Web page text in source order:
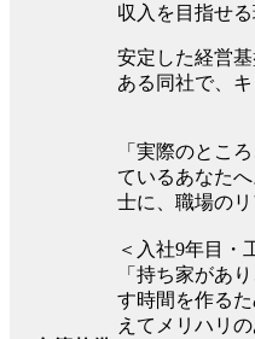
収入を目指せ
安定した経営
ある同社で、
「実際のとこ
ているあなた
士に、職場のリ
＜入社9年目・
「持ち家があ
す時間を作る
えてメリハリ